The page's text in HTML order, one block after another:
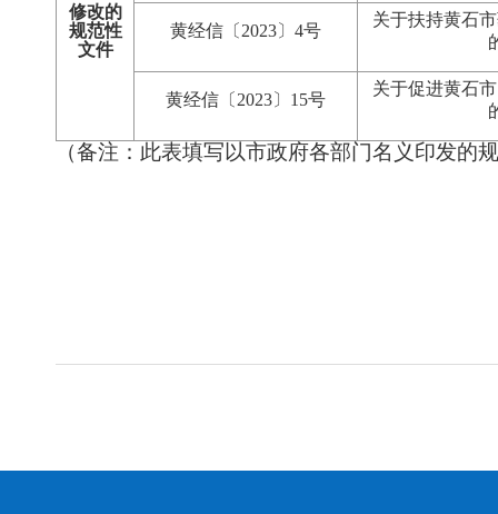
修改的
规范性
文件
黄经信〔2023〕4号
关于扶持黄石
黄经信〔2023〕15号
关于促进黄石
（备注：此表填写以市政府各部门名义印发的